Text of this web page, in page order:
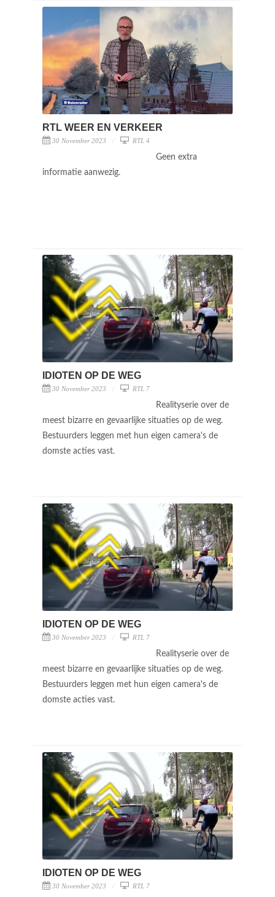
RTL WEER EN VERKEER
30 November 2023 RTL 4
Geen extra
informatie aanwezig.
IDIOTEN OP DE WEG
30 November 2023 RTL 7
Realityserie over de
meest bizarre en gevaarlijke situaties op de weg.
Bestuurders leggen met hun eigen camera's de
domste acties vast.
IDIOTEN OP DE WEG
30 November 2023 RTL 7
Realityserie over de
meest bizarre en gevaarlijke situaties op de weg.
Bestuurders leggen met hun eigen camera's de
domste acties vast.
IDIOTEN OP DE WEG
30 November 2023 RTL 7